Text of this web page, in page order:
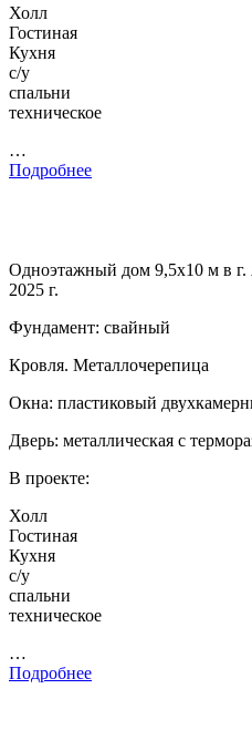
Холл
Гостиная
Кухня
с/у
спальни
техническое
…
Подробнее
Одноэтажный дом 9,5х10 м в г.
2025 г.
Фундамент: свайный
Кровля. Металлочерепица
Окна: пластиковый
Дверь: металлическая с
В проекте:
Холл
Гостиная
Кухня
с/у
спальни
техническое
…
Подробнее